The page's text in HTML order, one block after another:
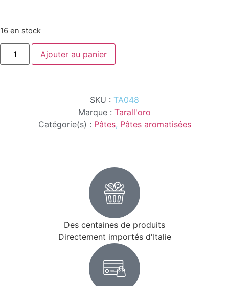
16 en stock
Ajouter au panier
SKU : TA048
Marque : Tarall'oro
Catégorie(s) : Pâtes, Pâtes aromatisées
Des centaines de produits
Directement importés d'Italie